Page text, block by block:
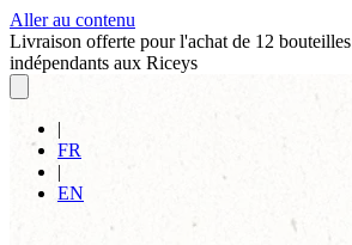
Aller au contenu
Livraison offerte pour l'achat de 12 bouteilles
indépendants aux Riceys
|
FR
|
EN